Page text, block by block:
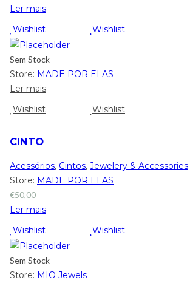
Ler mais
Wishlist
Wishlist
Sem Stock
Store: MADE POR ELAS
Ler mais
Wishlist
Wishlist
CINTO
Acessórios, Cintos, Jewelery & Accessories
Store: MADE POR ELAS
€50,00
Ler mais
Wishlist
Wishlist
Sem Stock
Store: MIO Jewels